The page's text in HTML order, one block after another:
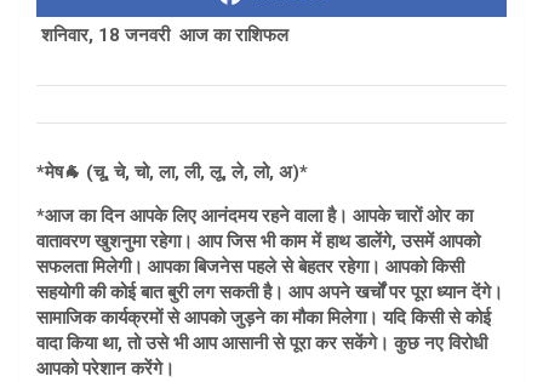
शनिवार, 18 जनवरी आज का राशिफल
*मेष🐐 (चू, चे, चो, ला, ली, लू, ले, लो, अ)*
*आज का दिन आपके लिए आनंदमय रहने वाला है। आपके चारों ओर का
वातावरण खुशनुमा रहेगा। आप जिस भी काम में हाथ डालेंगे, उसमें आपको
सफलता मिलेगी। आपका बिजनेस पहले से बेहतर रहेगा। आपको किसी
सहयोगी की कोई बात बुरी लग सकती है। आप अपने खर्चों पर पूरा ध्यान देंगे।
सामाजिक कार्यक्रमों से आपको जुड़ने का मौका मिलेगा। यदि किसी से कोई
वादा किया था, तो उसे भी आप आसानी से पूरा कर सकेंगे। कुछ नए विरोधी
आपको परेशान करेंगे।